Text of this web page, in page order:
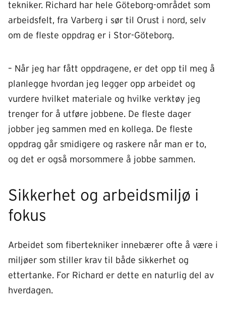
tekniker. Richard har hele Göteborg-området som
arbeidsfelt, fra Varberg i sør til Orust i nord, selv
om de fleste oppdrag er i Stor-Göteborg.
– Når jeg har fått oppdragene, er det opp til meg å
planlegge hvordan jeg legger opp arbeidet og
vurdere hvilket materiale og hvilke verktøy jeg
trenger for å utføre jobbene. De fleste dager
jobber jeg sammen med en kollega. De fleste
oppdrag går smidigere og raskere når man er to,
og det er også morsommere å jobbe sammen.
Sikkerhet og arbeidsmiljø i
fokus
Arbeidet som fibertekniker innebærer ofte å være i
miljøer som stiller krav til både sikkerhet og
ettertanke. For Richard er dette en naturlig del av
hverdagen.